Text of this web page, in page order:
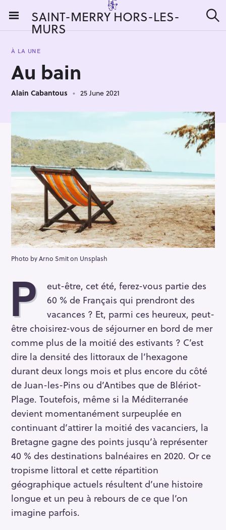
i
SAINT-MERRY HORS-LES-
MURS e
À LA UNE
Au bain
Alain Cabantous 25 June 2021
Photo by Arno Smit on Unsplash
P
eut-être, cet été, ferez-vous partie des
60 % de Français qui prendront des
vacances ? Et, parmi ces heureux, peut-
être choisirez-vous de séjourner en bord de mer
comme plus de la moitié des estivants ? C’est
dire la densité des littoraux de l’hexagone
durant deux longs mois et plus encore du côté
de Juan-les-Pins ou d’Antibes que de Blériot-
Plage. Toutefois, même si la Méditerranée
devient momentanément surpeuplée en
continuant d’attirer la moitié des vacanciers, la
Bretagne gagne des points jusqu’à représenter
40 % des destinations balnéaires en 2020. Or ce
tropisme littoral et cette répartition
géographique actuels résultent d’une histoire
longue et un peu à rebours de ce que l’on
imagine parfois.